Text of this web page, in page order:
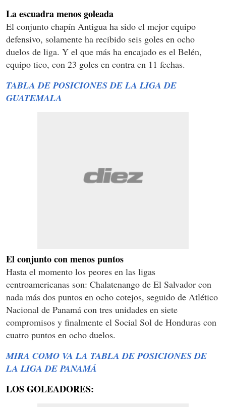
La escuadra menos goleada
El conjunto chapín Antigua ha sido el mejor equipo
defensivo, solamente ha recibido seis goles en ocho
duelos de liga. Y el que más ha encajado es el Belén,
equipo tico, con 23 goles en contra en 11 fechas.
TABLA DE POSICIONES DE LA LIGA DE
GUATEMALA
El conjunto con menos puntos
Hasta el momento los peores en las ligas
centroamericanas son: Chalatenango de El Salvador con
nada más dos puntos en ocho cotejos, seguido de Atlético
Nacional de Panamá con tres unidades en siete
compromisos y finalmente el Social Sol de Honduras con
cuatro puntos en ocho duelos.
MIRA COMO VA LA TABLA DE POSICIONES DE
LA LIGA DE PANAMÁ
LOS GOLEADORES: